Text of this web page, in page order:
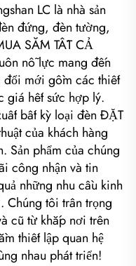
LC là nhà sản
đứng, đèn tường,
SẮM TẤT CẢ
nỗ lực mang đến
đổi mới gồm các thiết
giá hết sức hợp lý.
bất kỳ loại đèn ĐẶT
của khách hàng
Sản phẩm của chúng
công nhận và tin
những nhu cầu kinh
Chúng tôi trân trọng
cũ từ khắp nơi trên
thiết lập quan hệ
nhau phát triển!